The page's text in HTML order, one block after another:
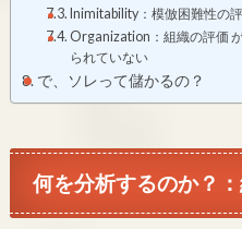
Inimitability：模倣困難性の
Organization：組織の評価
られていない
で、ソレって儲かるの？
何を分析するのか？